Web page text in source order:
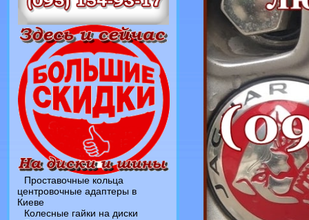
Проставочные кольца
центровочные адаптеры в
Киеве
Колесные гайки на диски